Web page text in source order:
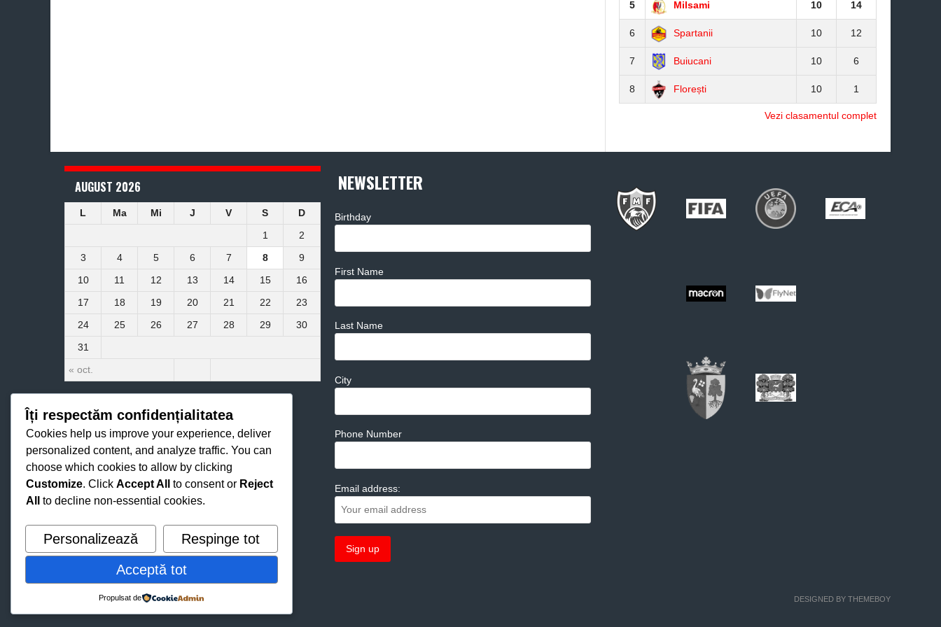
5 Milsami 10 14
6 Spartanii 10 12
7 Buiucani 10 6
8 Florești 10 1
Vezi clasamentul complet
AUGUST 2026
L Ma Mi J V S D
« oct.
1
2
3
4 5 6 7 8
9
10
11 12 13 14 15
16
17
18 19 20 21 22
23
24
25 26 27 28 29
30
31
NEWSLETTER
Birthday
First Name
Last Name
City
Phone Number
Email address:
© 2026 FC MILSAMI ORHEI DESIGNED BY THEMEBOY
Îți respectăm confidențialitatea
Cookies help us improve your experience, deliver
personalized content, and analyze traffic. You can
choose which cookies to allow by clicking
Customize. Click Accept All to consent or Reject
All
to decline non-essential cookies.
Personalizează
Respinge tot
Acceptă tot
Propulsat de